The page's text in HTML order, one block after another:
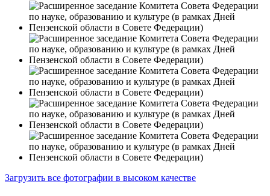
Загрузить все фотографии в высоком качестве